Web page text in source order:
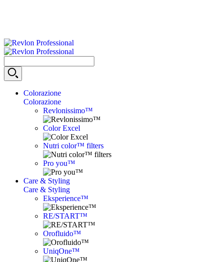
Colorazione
Colorazione
Revlonissimo™
Color Excel
Nutri color™ filters
Pro you™
Care & Styling
Care & Styling
Eksperience™
RE/START™
Orofluido™
UniqOne™